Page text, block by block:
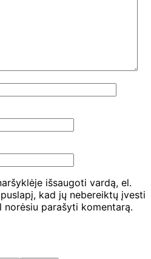
išsaugoti vardą, el.
kad jų nebereiktų įvesti
parašyti komentarą.